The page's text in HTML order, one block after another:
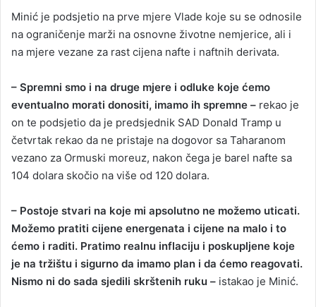
Minić je podsjetio na prve mjere Vlade koje su se odnosile
na ograničenje marži na osnovne životne nemjerice, ali i
na mjere vezane za rast cijena nafte i naftnih derivata.
– Spremni smo i na druge mjere i odluke koje ćemo
eventualno morati donositi, imamo ih spremne – rekao je
on te podsjetio da je predsjednik SAD Donald Tramp u
četvrtak rekao da ne pristaje na dogovor sa Taharanom
vezano za Ormuski moreuz, nakon čega je barel nafte sa
104 dolara skočio na više od 120 dolara.
– Postoje stvari na koje mi apsolutno ne možemo uticati.
Možemo pratiti cijene energenata i cijene na malo i to
ćemo i raditi. Pratimo realnu inflaciju i poskupljene koje
je na tržištu i sigurno da imamo plan i da ćemo reagovati.
Nismo ni do sada sjedili skrštenih ruku – istakao je Minić.